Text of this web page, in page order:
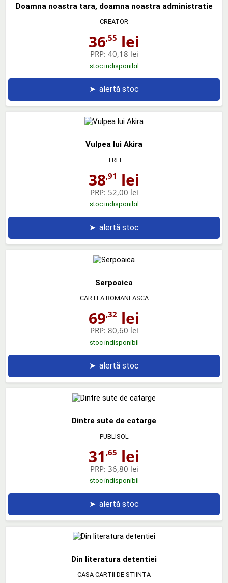
Doamna noastra tara, doamna noastra administratie
CREATOR
36,55 lei
PRP: 40,18 lei
stoc indisponibil
➤ alertă stoc
Vulpea lui Akira
TREI
38,91 lei
PRP: 52,00 lei
stoc indisponibil
➤ alertă stoc
Serpoaica
CARTEA ROMANEASCA
69,32 lei
PRP: 80,60 lei
stoc indisponibil
➤ alertă stoc
Dintre sute de catarge
PUBLISOL
31 ,65 lei
PRP: 36,80 lei
stoc indisponibil
➤ alertă stoc
Din literatura detentiei
CASA CARTII DE STIINTA